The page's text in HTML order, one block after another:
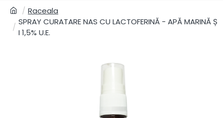
Raceala
SPRAY CURATARE NAS CU LACTOFERINĂ - APĂ MARINĂ Ș
I 1,5% U.E.